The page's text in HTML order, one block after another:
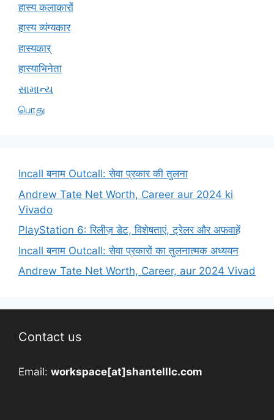
हास्य कलाकारों
हास्य व्यंग्यकार
हास्यकार्
हास्याभिनेता
સામાન્ય
பொது
Incall बनाम Outcall: सेवा प्रकार की तुलना
Andrew Tate Net Worth, Career aur 2024 ki
Vivado
PlayStation 6: रिलीज़ डेट, विशेषताएं, ट्रेलर और अफवाहें
Incall बनाम Outcall: सेवा प्रकारों का तुलनात्मक अध्ययन
Andrew Tate Net Worth, Career, aur 2024 Vivad
Contact us
Email: workspace[at]shantelllc.com